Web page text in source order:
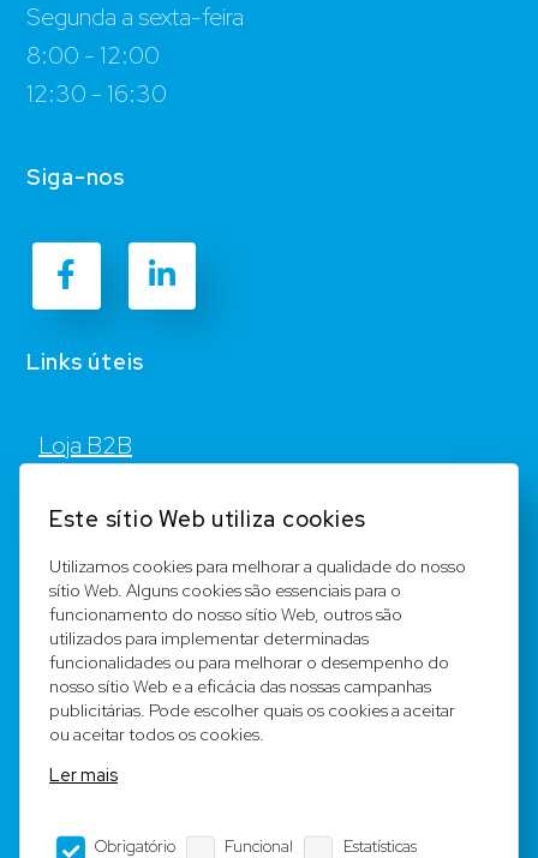
Segunda a sexta-feira
8:00 - 12:00
12:30 - 16:30
Siga-nos
Links úteis
Loja B2B
Registar
Equipa
Notícia legal
Este sítio Web utiliza cookies
Utilizamos cookies para melhorar a qualidade do nosso
sítio Web. Alguns cookies são essenciais para o
funcionamento do nosso sítio Web, outros são
utilizados para implementar determinadas
funcionalidades ou para melhorar o desempenho do
nosso sítio Web e a eficácia das nossas campanhas
publicitárias. Pode escolher quais os cookies a aceitar
ou aceitar todos os cookies.
Ler mais
Obrigatório Funcional Estatísticas